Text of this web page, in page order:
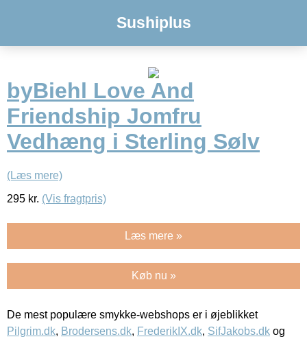
Sushiplus
byBiehl Love And
Friendship Jomfru
Vedhæng i Sterling Sølv
(Læs mere)
295 kr. (Vis fragtpris)
Læs mere »
Køb nu »
De mest populære smykke-webshops er i øjeblikket
Pilgrim.dk, Brodersens.dk, FrederikIX.dk, SifJakobs.dk og